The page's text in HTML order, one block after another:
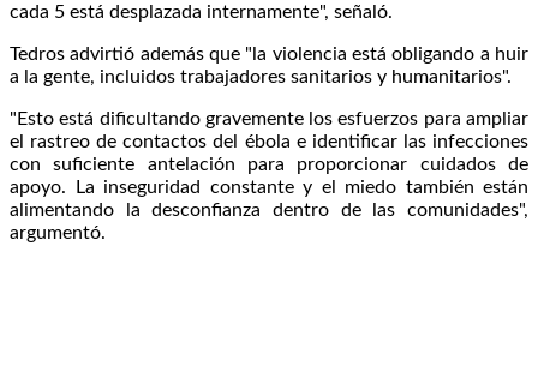
cada 5 está desplazada internamente", señaló.
Tedros advirtió además que "la violencia está obligando a huir
a la gente, incluidos trabajadores sanitarios y humanitarios".
"Esto está dificultando gravemente los esfuerzos para ampliar
el rastreo de contactos del ébola e identificar las infecciones
con suficiente antelación para proporcionar cuidados de
apoyo. La inseguridad constante y el miedo también están
alimentando la desconfianza dentro de las comunidades",
argumentó.